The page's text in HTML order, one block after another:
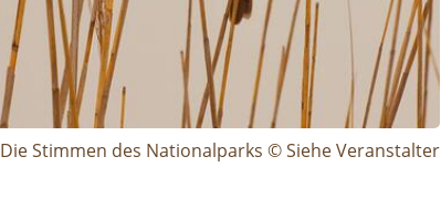
Die Stimmen des Nationalparks © Siehe Veranstalter